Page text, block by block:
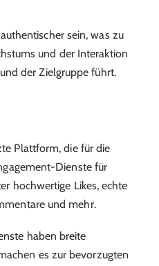
sein, was zu
und der Interaktion
der Zielgruppe führt.
Plattform, die für die
Dienste für
hochwertige Likes, echte
und mehr.
haben breite
es zur bevorzugten